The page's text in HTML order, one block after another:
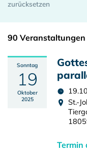
90 Veranstaltungen
Sonntag
19
Oktober
2025
St.-
Termin